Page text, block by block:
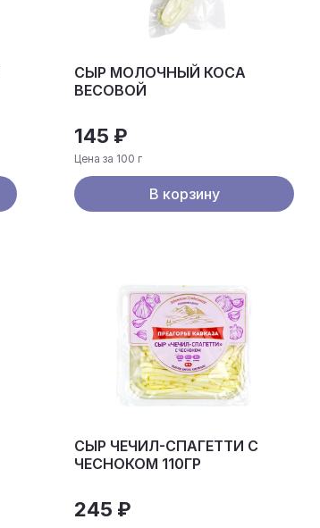
СЫР МОЛОЧНЫЙ КОСА
ВЕСОВОЙ
145 ₽
Цена за 100 г
В корзину
СЫР ЧЕЧИЛ-СПАГЕТТИ С
ЧЕСНОКОМ 110ГР
245 ₽